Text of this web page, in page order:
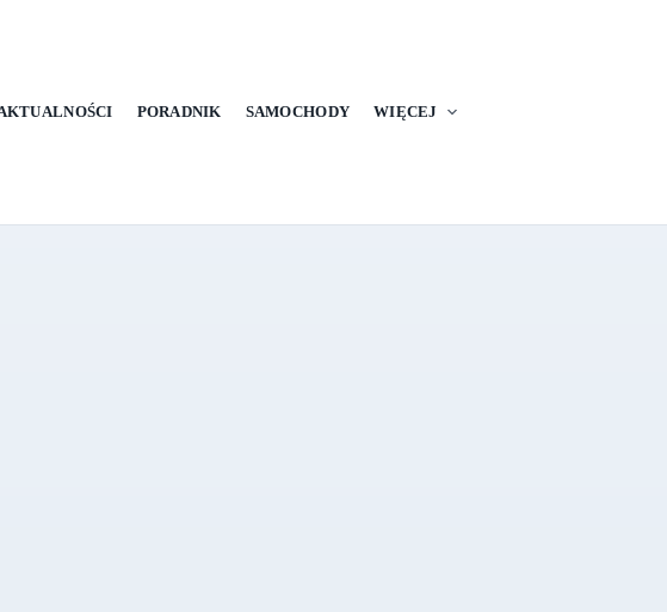
PORADNIK SAMOCHODY WIĘCEJ